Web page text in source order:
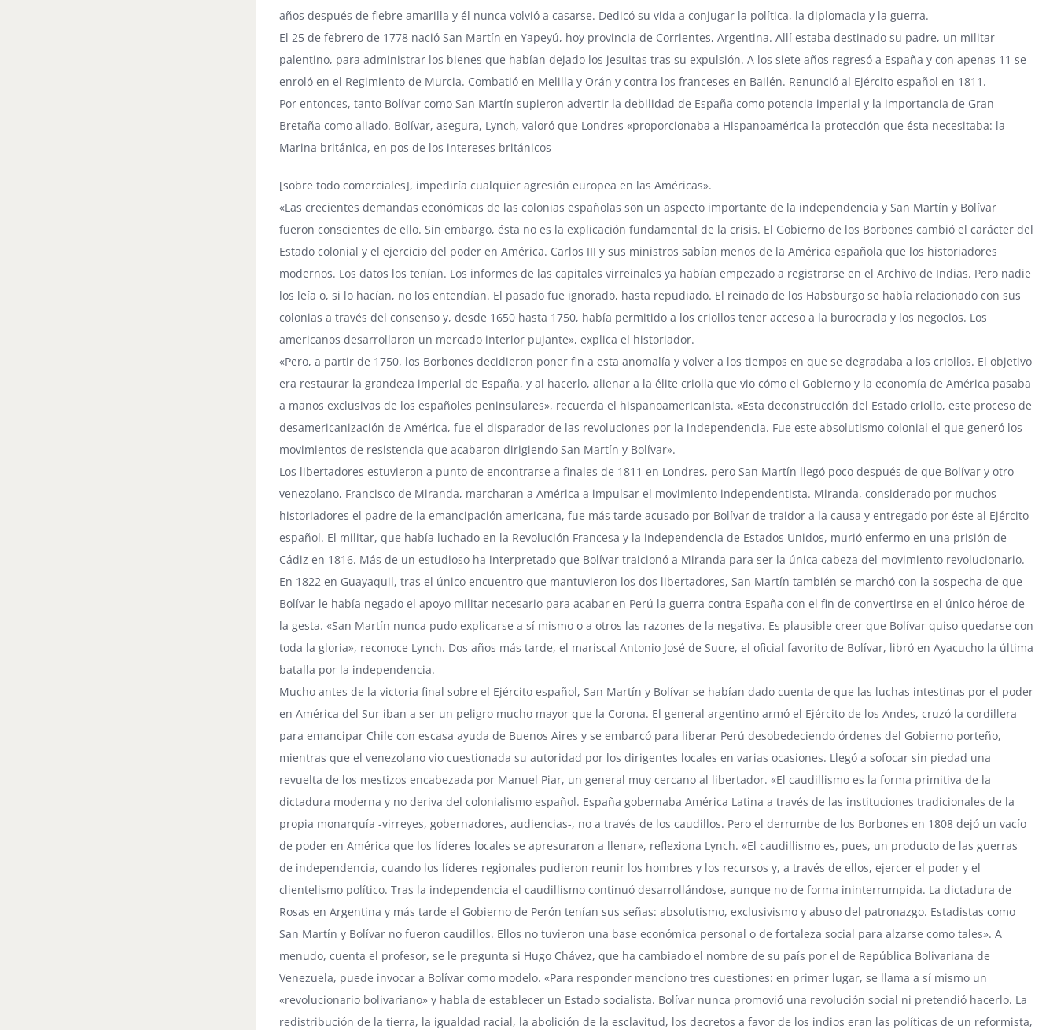
años después de fiebre amarilla y él nunca volvió a casarse. Dedicó su vida a conjugar la política, la diplomacia y la guerra.
El 25 de febrero de 1778 nació San Martín en Yapeyú, hoy provincia de Corrientes, Argentina. Allí estaba destinado su padre, un militar
palentino, para administrar los bienes que habían dejado los jesuitas tras su expulsión. A los siete años regresó a España y con apenas 11 se
enroló en el Regimiento de Murcia. Combatió en Melilla y Orán y contra los franceses en Bailén. Renunció al Ejército español en 1811.
Por entonces, tanto Bolívar como San Martín supieron advertir la debilidad de España como potencia imperial y la importancia de Gran
Bretaña como aliado. Bolívar, asegura, Lynch, valoró que Londres «proporcionaba a Hispanoamérica la protección que ésta necesitaba: la
Marina británica, en pos de los intereses británicos
[sobre todo comerciales], impediría cualquier agresión europea en las Américas».
«Las crecientes demandas económicas de las colonias españolas son un aspecto importante de la independencia y San Martín y Bolívar
fueron conscientes de ello. Sin embargo, ésta no es la explicación fundamental de la crisis. El Gobierno de los Borbones cambió el carácter del
Estado colonial y el ejercicio del poder en América. Carlos III y sus ministros sabían menos de la América española que los historiadores
modernos. Los datos los tenían. Los informes de las capitales virreinales ya habían empezado a registrarse en el Archivo de Indias. Pero nadie
los leía o, si lo hacían, no los entendían. El pasado fue ignorado, hasta repudiado. El reinado de los Habsburgo se había relacionado con sus
colonias a través del consenso y, desde 1650 hasta 1750, había permitido a los criollos tener acceso a la burocracia y los negocios. Los
americanos desarrollaron un mercado interior pujante», explica el historiador.
«Pero, a partir de 1750, los Borbones decidieron poner fin a esta anomalía y volver a los tiempos en que se degradaba a los criollos. El objetivo
era restaurar la grandeza imperial de España, y al hacerlo, alienar a la élite criolla que vio cómo el Gobierno y la economía de América pasaba
a manos exclusivas de los españoles peninsulares», recuerda el hispanoamericanista. «Esta deconstrucción del Estado criollo, este proceso de
desamericanización de América, fue el disparador de las revoluciones por la independencia. Fue este absolutismo colonial el que generó los
movimientos de resistencia que acabaron dirigiendo San Martín y Bolívar».
Los libertadores estuvieron a punto de encontrarse a finales de 1811 en Londres, pero San Martín llegó poco después de que Bolívar y otro
venezolano, Francisco de Miranda, marcharan a América a impulsar el movimiento independentista. Miranda, considerado por muchos
historiadores el padre de la emancipación americana, fue más tarde acusado por Bolívar de traidor a la causa y entregado por éste al Ejército
español. El militar, que había luchado en la Revolución Francesa y la independencia de Estados Unidos, murió enfermo en una prisión de
Cádiz en 1816. Más de un estudioso ha interpretado que Bolívar traicionó a Miranda para ser la única cabeza del movimiento revolucionario.
En 1822 en Guayaquil, tras el único encuentro que mantuvieron los dos libertadores, San Martín también se marchó con la sospecha de que
Bolívar le había negado el apoyo militar necesario para acabar en Perú la guerra contra España con el fin de convertirse en el único héroe de
la gesta. «San Martín nunca pudo explicarse a sí mismo o a otros las razones de la negativa. Es plausible creer que Bolívar quiso quedarse con
toda la gloria», reconoce Lynch. Dos años más tarde, el mariscal Antonio José de Sucre, el oficial favorito de Bolívar, libró en Ayacucho la última
batalla por la independencia.
Mucho antes de la victoria final sobre el Ejército español, San Martín y Bolívar se habían dado cuenta de que las luchas intestinas por el poder
en América del Sur iban a ser un peligro mucho mayor que la Corona. El general argentino armó el Ejército de los Andes, cruzó la cordillera
para emancipar Chile con escasa ayuda de Buenos Aires y se embarcó para liberar Perú desobedeciendo órdenes del Gobierno porteño,
mientras que el venezolano vio cuestionada su autoridad por los dirigentes locales en varias ocasiones. Llegó a sofocar sin piedad una
revuelta de los mestizos encabezada por Manuel Piar, un general muy cercano al libertador. «El caudillismo es la forma primitiva de la
dictadura moderna y no deriva del colonialismo español. España gobernaba América Latina a través de las instituciones tradicionales de la
propia monarquía -virreyes, gobernadores, audiencias-, no a través de los caudillos. Pero el derrumbe de los Borbones en 1808 dejó un vacío
de poder en América que los líderes locales se apresuraron a llenar», reflexiona Lynch. «El caudillismo es, pues, un producto de las guerras
de independencia, cuando los líderes regionales pudieron reunir los hombres y los recursos y, a través de ellos, ejercer el poder y el
clientelismo político. Tras la independencia el caudillismo continuó desarrollándose, aunque no de forma ininterrumpida. La dictadura de
Rosas en Argentina y más tarde el Gobierno de Perón tenían sus señas: absolutismo, exclusivismo y abuso del patronazgo. Estadistas como
San Martín y Bolívar no fueron caudillos. Ellos no tuvieron una base económica personal o de fortaleza social para alzarse como tales». A
menudo, cuenta el profesor, se le pregunta si Hugo Chávez, que ha cambiado el nombre de su país por el de República Bolivariana de
Venezuela, puede invocar a Bolívar como modelo. «Para responder menciono tres cuestiones: en primer lugar, se llama a sí mismo un
«revolucionario bolivariano» y habla de establecer un Estado socialista. Bolívar nunca promovió una revolución social ni pretendió hacerlo. La
redistribución de la tierra, la igualdad racial, la abolición de la esclavitud, los decretos a favor de los indios eran las políticas de un reformista,